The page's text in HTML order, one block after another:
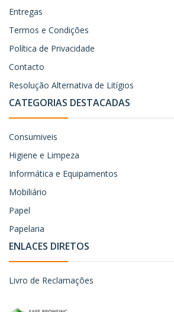
Entregas
Termos e Condições
Política de Privacidade
Contacto
Resolução Alternativa de Litígios
CATEGORIAS DESTACADAS
Consumiveis
Higiene e Limpeza
Informática e Equipamentos
Mobiliário
Papel
Papelaria
ENLACES DIRETOS
Livro de Reclamações